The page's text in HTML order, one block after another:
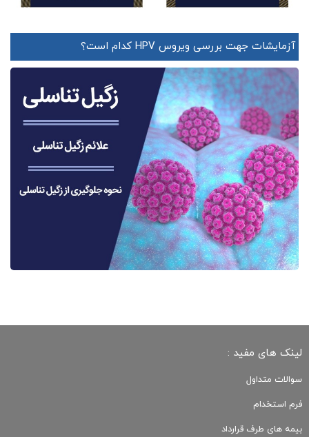
آزمایشات جهت بررسی ویروس HPV کدام است؟
لینک های مفید :
سوالات متداول
فرم استخدام
بیمه های طرف قرارداد